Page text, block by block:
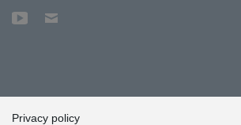
Privacy policy